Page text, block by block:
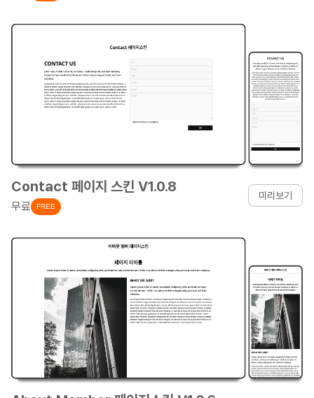
Contact 페이지 스킨 V1.0.8
무료 FREE
미리보기